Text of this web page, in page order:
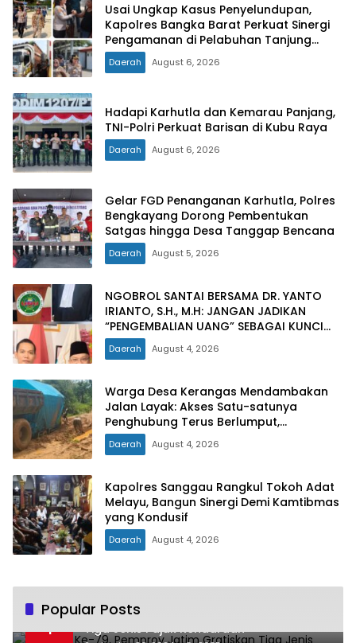
Usai Ungkap Kasus Penyelundupan,
Kapolres Bangka Barat Perkuat Sinergi
Pengamanan di Pelabuhan Tanjung
Kalian
Daerah August 6, 2026
Hadapi Karhutla dan Kemarau Panjang,
TNI-Polri Perkuat Barisan di Kubu Raya
Daerah August 6, 2026
Gelar FGD Penanganan Karhutla, Polres
Bengkayang Dorong Pembentukan
Satgas hingga Desa Tanggap Bencana
Daerah August 5, 2026
NGOBROL SANTAI BERSAMA DR. YANTO
IRIANTO, S.H., M.H: JANGAN JADIKAN
“PENGEMBALIAN UANG” SEBAGAI KUNCI
PINTU KELUAR DARI JERATAN HUKUM
PIDANA KORUPSI
Daerah August 4, 2026
Warga Desa Kerangas Mendambakan
Jalan Layak: Akses Satu-satunya
Penghubung Terus Berlumput,
Menghambat Ekonomi dan Pelayanan
Kesehatan
Daerah August 4, 2026
Kapolres Sanggau Rangkul Tokoh Adat
Melayu, Bangun Sinergi Demi Kamtibmas
yang Kondusif
Daerah August 4, 2026
Popular Posts
1
Hari Jadi Ke-79, Pemprov Jatim Gratiskan
Tiga Jenis Pajak Kendaraan